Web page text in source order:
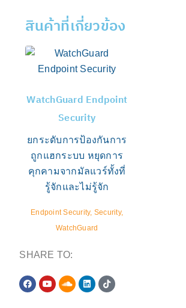
สินค้าที่เกี่ยวข้อง
WatchGuard Endpoint
Security
ยกระดับการป้องกันการ
ถูกแฮกระบบ หยุดการ
คุกคามจากมัลแวร์ทั้งที่
รู้จักและไม่รู้จัก
Endpoint Security, Security,
WatchGuard
SHARE TO: